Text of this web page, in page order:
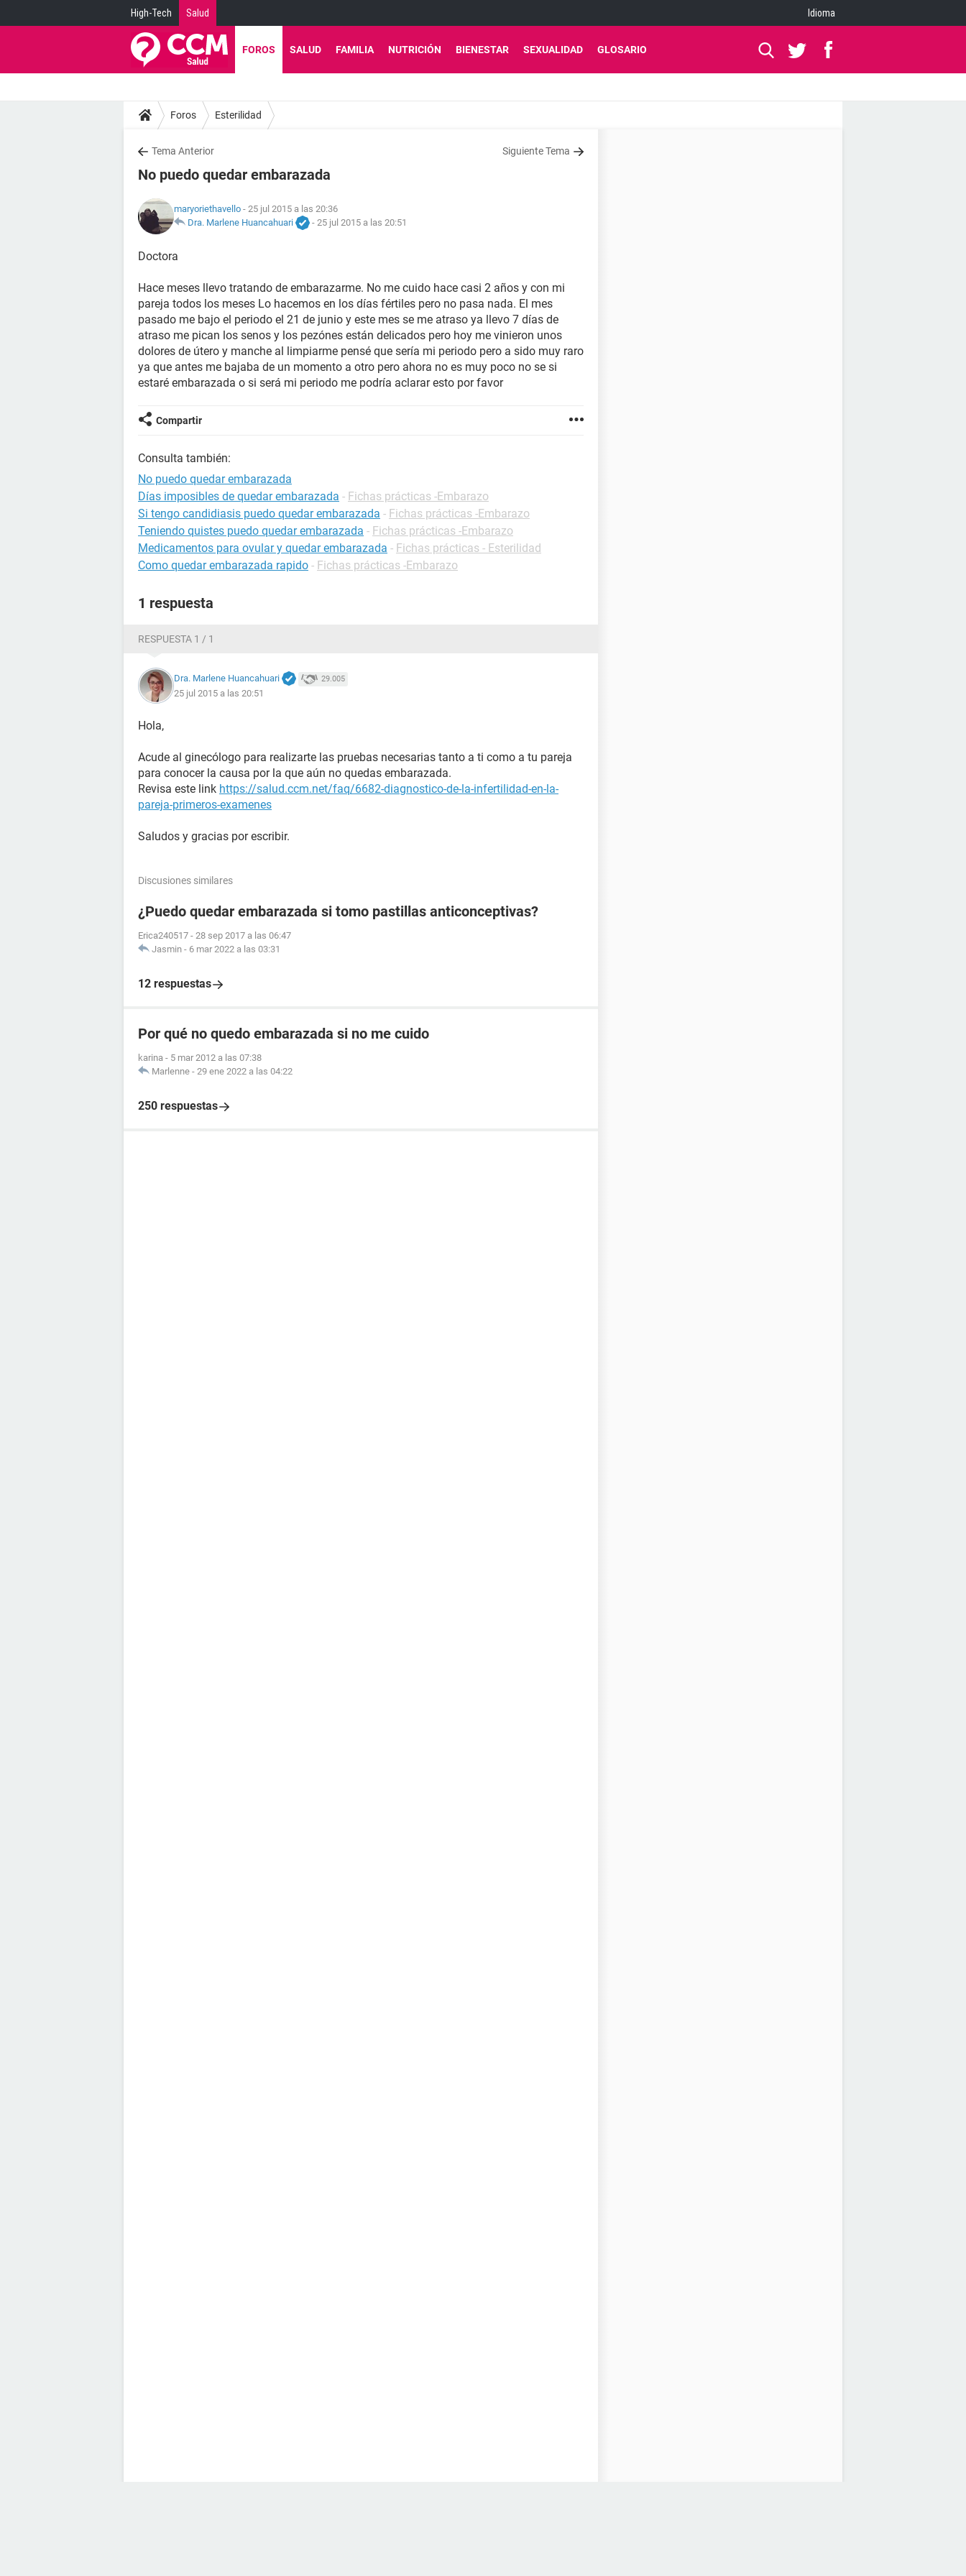
High-Tech Salud Idioma
FOROS SALUD FAMILIA NUTRICIÓN BIENESTAR SEXUALIDAD GLOSARIO
Foros Esterilidad
Tema Anterior Siguiente Tema
No puedo quedar embarazada
maryoriethavello - 25 jul 2015 a las 20:36
Dra. Marlene Huancahuari
- 25 jul 2015 a las 20:51
Doctora
Hace meses llevo tratando de embarazarme. No me cuido hace casi 2 años y con mi
pareja todos los meses Lo hacemos en los días fértiles pero no pasa nada. El mes
pasado me bajo el periodo el 21 de junio y este mes se me atraso ya llevo 7 días de
atraso me pican los senos y los pezónes están delicados pero hoy me vinieron unos
dolores de útero y manche al limpiarme pensé que sería mi periodo pero a sido muy raro
ya que antes me bajaba de un momento a otro pero ahora no es muy poco no se si
estaré embarazada o si será mi periodo me podría aclarar esto por favor
Compartir
Consulta también:
No puedo quedar embarazada
Días imposibles de quedar embarazada - Fichas prácticas -Embarazo
Si tengo candidiasis puedo quedar embarazada - Fichas prácticas -Embarazo
Teniendo quistes puedo quedar embarazada - Fichas prácticas -Embarazo
Medicamentos para ovular y quedar embarazada - Fichas prácticas - Esterilidad
Como quedar embarazada rapido - Fichas prácticas -Embarazo
1 respuesta
RESPUESTA 1 / 1
Dra. Marlene Huancahuari 29.005
25 jul 2015 a las 20:51
Hola,
Acude al ginecólogo para realizarte las pruebas necesarias tanto a ti como a tu pareja
para conocer la causa por la que aún no quedas embarazada.
Revisa este link https://salud.ccm.net/faq/6682-diagnostico-de-la-infertilidad-en-la-
pareja-primeros-examenes
Saludos y gracias por escribir.
Discusiones similares
¿Puedo quedar embarazada si tomo pastillas anticonceptivas?
Erica240517 - 28 sep 2017 a las 06:47
Jasmin - 6 mar 2022 a las 03:31
12 respuestas
Por qué no quedo embarazada si no me cuido
karina - 5 mar 2012 a las 07:38
Marlenne - 29 ene 2022 a las 04:22
250 respuestas